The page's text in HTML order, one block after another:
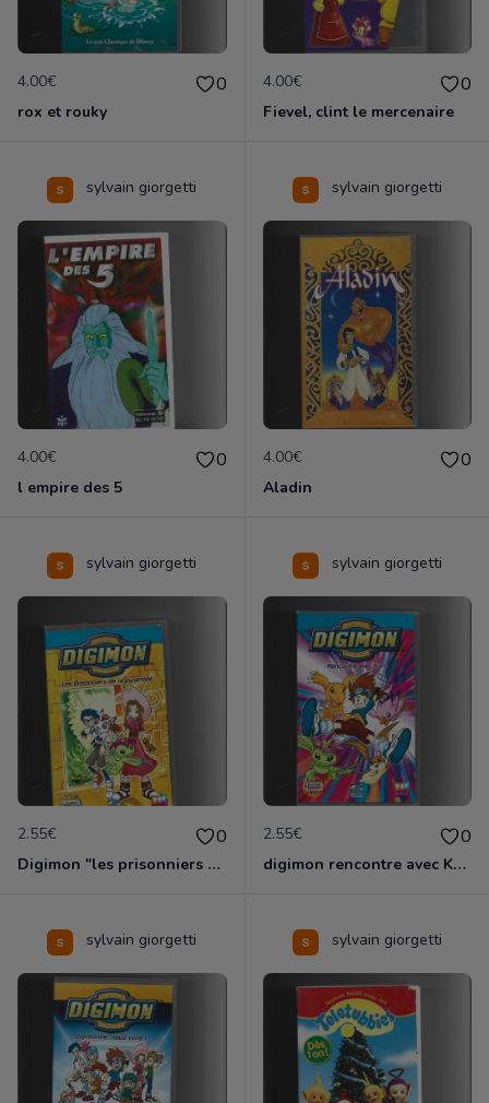
4.00€ 0
rox et rouky
4.00€ 0
Fievel, clint le mercenaire
sylvain giorgetti
4.00€ 0
l empire des 5
sylvain giorgetti
4.00€ 0
Aladin
sylvain giorgetti
2.55€ 0
Digimon "les prisonniers de la pyramide"
sylvain giorgetti
2.55€ 0
digimon rencontre avec Kari
sylvain giorgetti sylvain giorgetti